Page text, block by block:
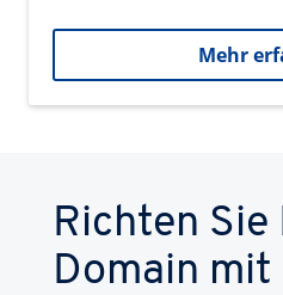
Mehr
Richten Sie
Domain mit